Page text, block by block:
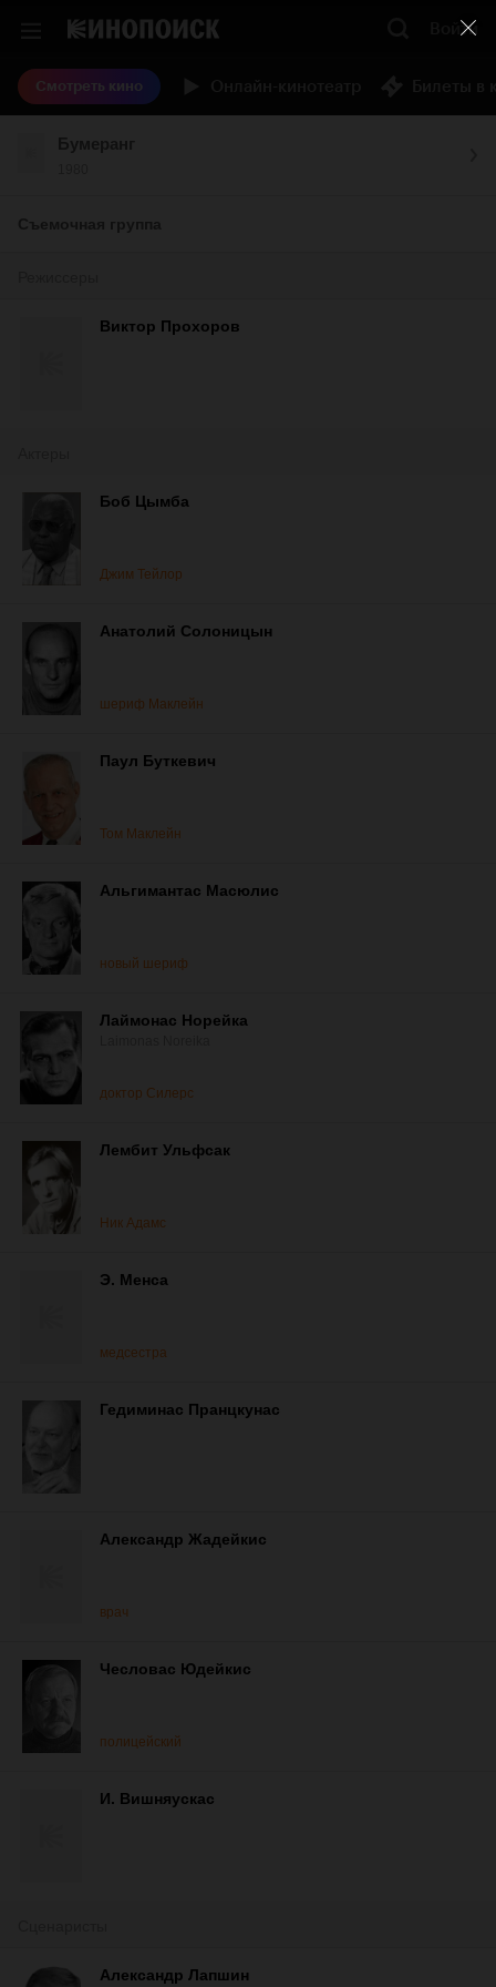
Войти
Смотреть кино
Виктор Прохоров
Боб Цымба
Джим Тейлор
Анатолий Солоницын
шериф Маклейн
Паул Буткевич
Том Маклейн
Альгимантас Масюлис
новый шериф
Лаймонас Норейка
доктор Силерс
Лембит Ульфсак
Ник Адамс
Э. Менса
медсестра
Гедиминас Пранцкунас
Александр Жадейкис
врач
Чесловас Юдейкис
полицейский
И. Вишняускас
Александр Лапшин